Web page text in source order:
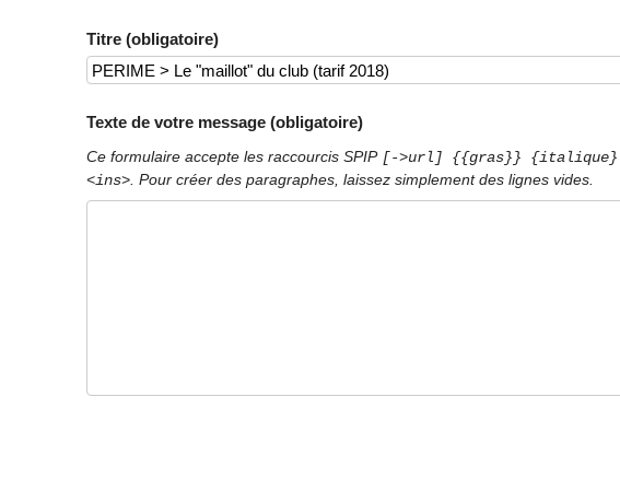
Titre (obligatoire)
Texte de votre message (obligatoire)
Ce formulaire accepte les raccourcis SPIP [->url] {{gras}} {italique}
<ins> . Pour créer des paragraphes, laissez simplement des lignes vides.